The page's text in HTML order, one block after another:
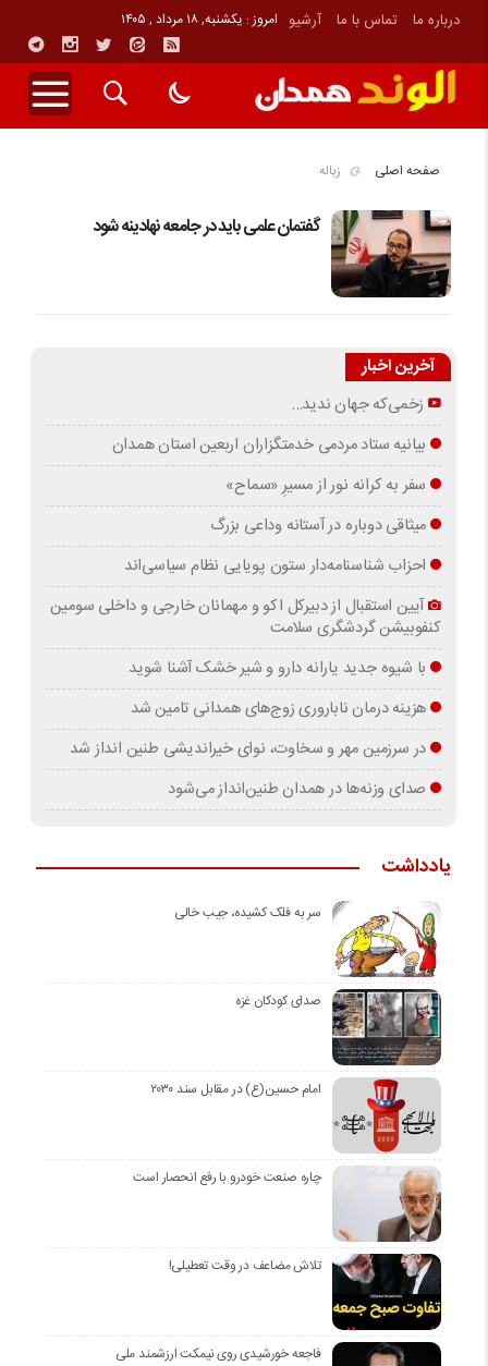
درباره ما تماس با ما آرشیو امروز : یکشنبه, ۱۸ مرداد , ۱۴۰۵
صفحه اصلی زباله
گفتمان علمی باید در جامعه نهادینه شود
آخرین اخبار
زخمی‌که جهان ندید…
بیانیه ستاد مردمی خدمتگزاران اربعین استان همدان
سفر به کرانه‌ نور از مسیرِ «سماح»
میثاقی دوباره در آستانه‌ وداعی بزرگ
احزاب شناسنامه‌دار ستون پویایی نظام سیاسی‌اند
آیین استقبال از دبیرکل اکو و مهمانان خارجی و داخلی سومین
کنفوبیشن گردشگری سلامت
با شیوه جدید یارانه دارو و شیر خشک آشنا شوید
هزینه درمان ناباروری زوج‌های همدانی تامین شد
در سرزمین مهر و سخاوت، نوای خیراندیشی طنین انداز شد
صدای وزنه‌ها در همدان طنین‌انداز می‌شود
یادداشت
سر به فلک کشیده، جیب خالی
صدای کودکان غزه
امام حسین(ع) در مقابل سند ۲۰۳۰
چاره صنعت خودرو با رفع انحصار است
تلاش مضاعف در وقت تعطیلی!
فاجعه خورشیدی روی نیمکت ارزشمند ملی